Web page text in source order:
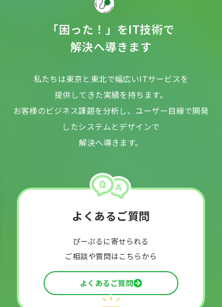
「困った！」をIT技術で
解決へ導きます
私たちは東京と東北で幅広いITサービスを
提供してきた実績を持ちます。
お客様のビジネス課題を分析し、ユーザー目線で開発
したシステムとデザインで
解決へ導きます。
よくあるご質問
ぴーぷるに寄せられる
ご相談や質問はこちらから
よくあるご質問